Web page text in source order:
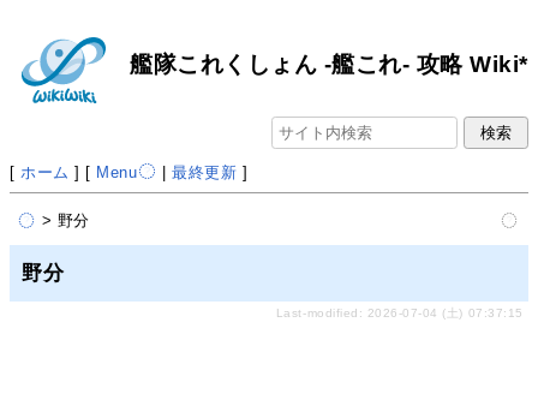
艦隊これくしょん -艦これ- 攻略 Wiki*
[ ホーム ] [ Menu |最終更新 ]
> 野分
野分
Last-modified: 2026-07-04 (土) 07:37:15